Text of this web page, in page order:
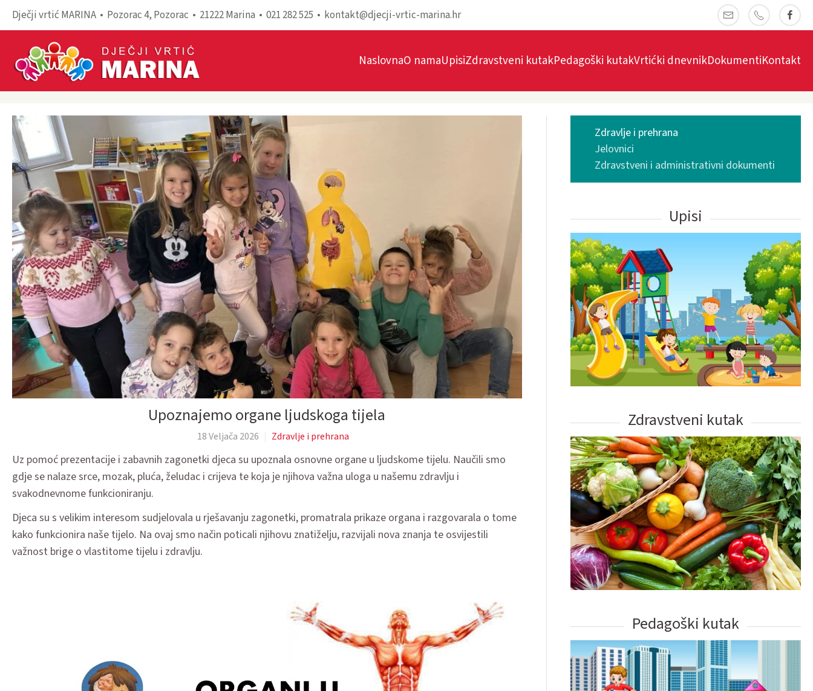
Skip to main content
Dječji vrtić MARINA • Pozorac 4, Pozorac • 21222 Marina • 021 282 525 • kontakt@djecji-vrtic-marina.hr
NaslovnaO namaUpisiZdravstveni kutakPedagoški kutakVrtićki dnevnikDokumentiKontakt
Upoznajemo organe ljudskoga tijela
18 Veljača 2026 Zdravlje i prehrana
Uz pomoć prezentacije i zabavnih zagonetki djeca su upoznala osnovne organe u ljudskome tijelu. Naučili smo
gdje se nalaze srce, mozak, pluća, želudac i crijeva te koja je njihova važna uloga u našemu zdravlju i
svakodnevnome funkcioniranju.
Djeca su s velikim interesom sudjelovala u rješavanju zagonetki, promatrala prikaze organa i razgovarala o tome
kako funkcionira naše tijelo. Na ovaj smo način poticali njihovu znatiželju, razvijali nova znanja te osvijestili
važnost brige o vlastitome tijelu i zdravlju.
Zdravlje i prehrana
Jelovnici
Zdravstveni i administrativni dokumenti
Upisi
Zdravstveni kutak
Pedagoški kutak